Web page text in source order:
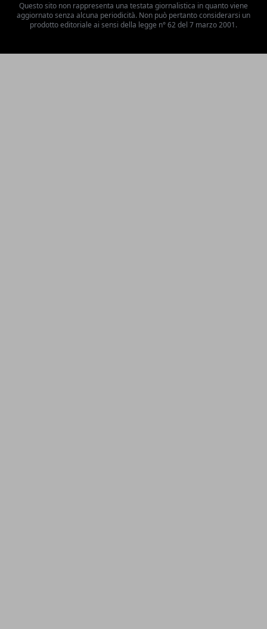
Questo sito non rappresenta una testata giornalistica in quanto viene
aggiornato senza alcuna periodicità. Non può pertanto considerarsi un
prodotto editoriale ai sensi della legge n° 62 del 7 marzo 2001.